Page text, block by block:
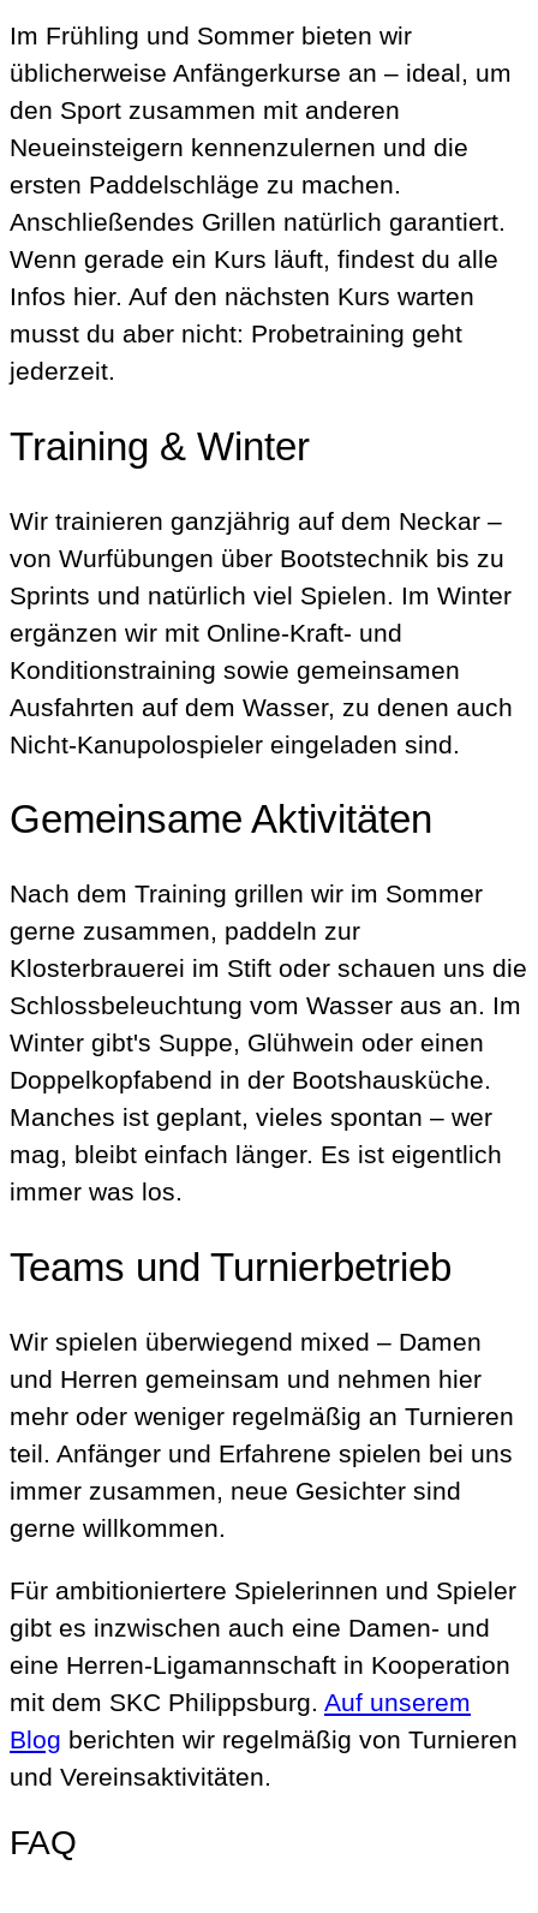
Im Frühling und Sommer bieten wir
üblicherweise Anfängerkurse an – ideal, um
den Sport zusammen mit anderen
Neueinsteigern kennenzulernen und die
ersten Paddelschläge zu machen.
Anschließendes Grillen natürlich garantiert.
Wenn gerade ein Kurs läuft, findest du alle
Infos hier. Auf den nächsten Kurs warten
musst du aber nicht: Probetraining geht
jederzeit.
Training & Winter
Wir trainieren ganzjährig auf dem Neckar –
von Wurfübungen über Bootstechnik bis zu
Sprints und natürlich viel Spielen. Im Winter
ergänzen wir mit Online-Kraft- und
Konditionstraining sowie gemeinsamen
Ausfahrten auf dem Wasser, zu denen auch
Nicht-Kanupolospieler eingeladen sind.
Gemeinsame Aktivitäten
Nach dem Training grillen wir im Sommer
gerne zusammen, paddeln zur
Klosterbrauerei im Stift oder schauen uns die
Schlossbeleuchtung vom Wasser aus an. Im
Winter gibt's Suppe, Glühwein oder einen
Doppelkopfabend in der Bootshausküche.
Manches ist geplant, vieles spontan – wer
mag, bleibt einfach länger. Es ist eigentlich
immer was los.
Teams und Turnierbetrieb
Wir spielen überwiegend mixed – Damen
und Herren gemeinsam und nehmen hier
mehr oder weniger regelmäßig an Turnieren
teil. Anfänger und Erfahrene spielen bei uns
immer zusammen, neue Gesichter sind
gerne willkommen.
Für ambitioniertere Spielerinnen und Spieler
gibt es inzwischen auch eine Damen- und
eine Herren-Ligamannschaft in Kooperation
mit dem SKC Philippsburg. Auf unserem
Blog berichten wir regelmäßig von Turnieren
und Vereinsaktivitäten.
FAQ